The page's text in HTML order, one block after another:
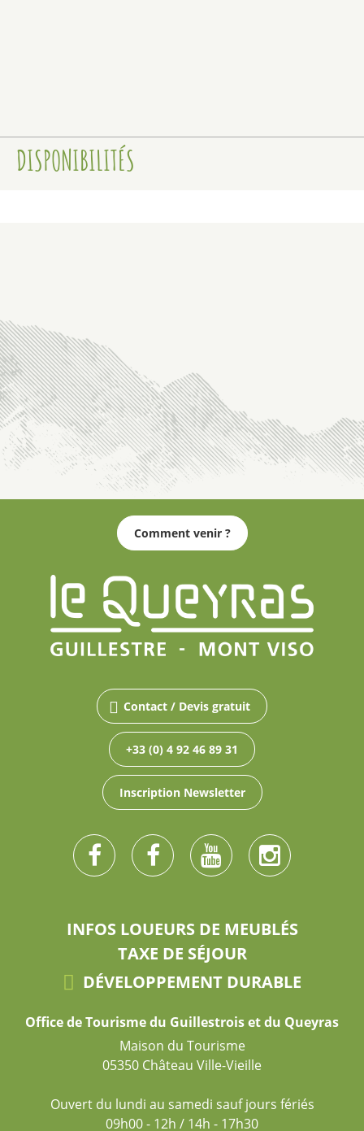
DISPONIBILITÉS
Comment venir ?
Contact / Devis gratuit
+33 (0) 4 92 46 89 31
Inscription Newsletter
INFOS LOUEURS DE MEUBLÉS
TAXE DE SÉJOUR
DÉVELOPPEMENT DURABLE
Office de Tourisme du Guillestrois et du Queyras
Maison du Tourisme
05350 Château Ville-Vieille
Ouvert du lundi au samedi sauf jours fériés
09h00 - 12h / 14h - 17h30